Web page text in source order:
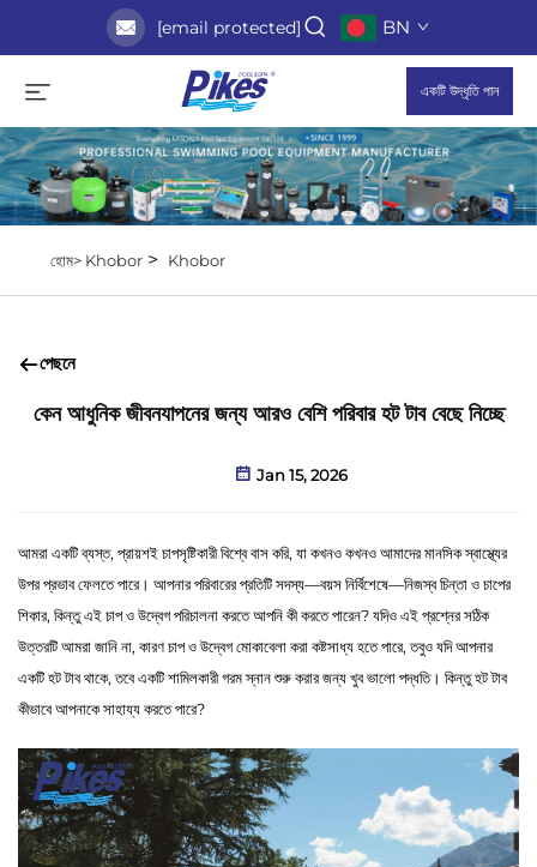
[email protected] BN
একটি উদ্ধৃতি পান
হোম> Khobor> Khobor
পেছনে
কেন আধুনিক জীবনযাপনের জন্য আরও বেশি পরিবার হট টাব বেছে নিচ্ছে
Jan 15, 2026
আমরা একটি ব্যস্ত, প্রায়শই চাপসৃষ্টিকারী বিশ্বে বাস করি, যা কখনও কখনও আমাদের মানসিক স্বাস্থ্যের
উপর প্রভাব ফেলতে পারে। আপনার পরিবারের প্রতিটি সদস্য—বয়স নির্বিশেষে—নিজস্ব চিন্তা ও চাপের
শিকার, কিন্তু এই চাপ ও উদ্বেগ পরিচালনা করতে আপনি কী করতে পারেন? যদিও এই প্রশ্নের সঠিক
উত্তরটি আমরা জানি না, কারণ চাপ ও উদ্বেগ মোকাবেলা করা কষ্টসাধ্য হতে পারে, তবুও যদি আপনার
একটি হট টাব থাকে, তবে একটি শামিলকারী গরম স্নান শুরু করার জন্য খুব ভালো পদ্ধতি। কিন্তু হট টাব
কীভাবে আপনাকে সাহায্য করতে পারে?